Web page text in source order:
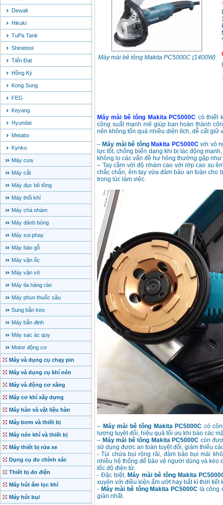
Dewalt
Hikoki
TuPa Tank
Shinetool
Tiến Đạt
Hồng Ký
Kong Sung
FEG
Keyang
Hyundai
Metabo
Kynko
Máy cưa
Máy cắt
Máy đục bê tông
Máy thổi khí
Máy chà nhám
Máy đánh bóng
Máy soi phay
Máy bào gỗ
Máy vặn ốc
Máy vặn vít
Máy tỉa hàng rào
Máy phun thuốc sâu
Sung bắn keo
Máy bắn đinh
Máy sạc ác quy
Motor động cơ
Máy và dụng cụ chạy pin
Máy và dụng cụ khí nén
Máy và động cơ xăng
Máy cơ khí xây dựng
Máy hàn và vật liệu hàn
Máy bơm và thiết bị
Máy nén khí và thiết bị
Máy thiết bị rửa xe
Dụng cụ đo chính xác
Thiết bị đo điện
Máy hút ẩm lọc khí
Máy hút bụi
Máy mài bê tông Makita PC5000C (1400W)
(
Máy mài bê tông Makita PC5000C có thiết
công suất mạnh mẽ giúp bạn hoàn thành
nên không tốn quá nhiều diện tích, dễ cất giữ
– Máy mài bê tông Makita PC5000Cvới vỏ
lực tốt, chống biến dạng khi bị tác động
không lo các vấn đề hư hỏng thường gặp
– Tay cầm với độ nhám cao với lớp cao su
chắc chắn, êm tay vừa đảm bảo an toàn cho
trong lúc làm việc.
– Máy mài bê tông Makita PC5000C có
lượng tuyệt đối, hiệu quả tối ưu khi bào các
– Máy mài bê tông Makita PC5000C còn
sử dụng được an toàn tuyệt đối, giảm thiểu
- Túi chứa bụi rộng rãi, đảm bảo bụi mài
nhiều hệ thống để bảo vệ người dùng và kéo
tốc độ điện tử.
- Đặc biệt, Máy mài bê tông Makita
xuyên với điều kiện ẩm ướt hay bất kì thời tiết
- Máy mài bê tông Makita PC5000C là công
giản nhất.